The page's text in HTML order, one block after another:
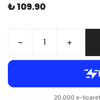
₺ 109.90